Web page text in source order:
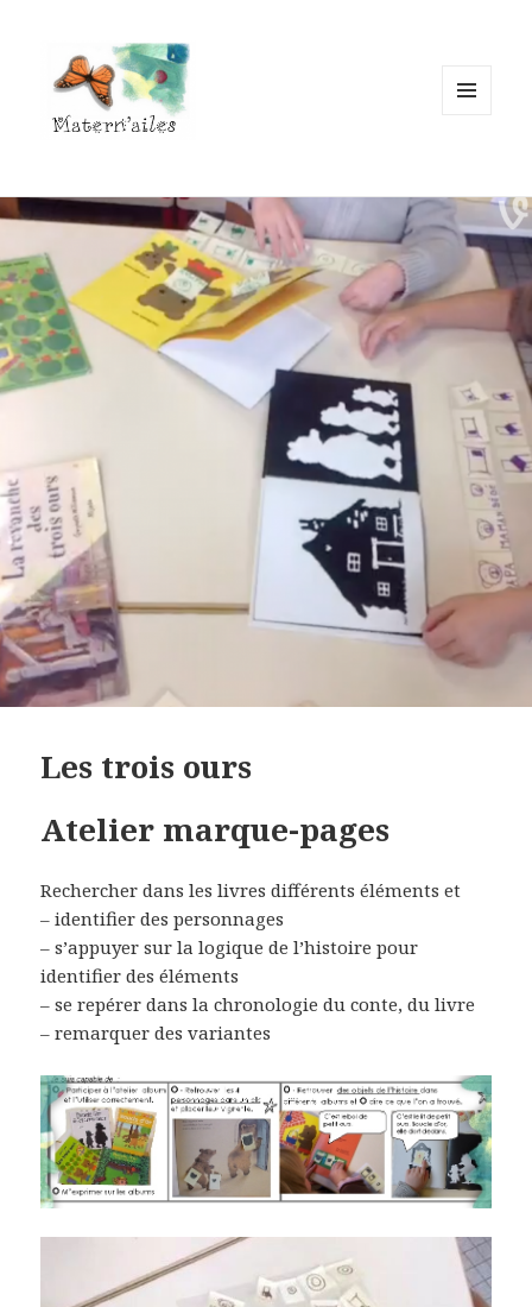
Les trois ours
Atelier marque-pages
Rechercher dans les livres différents éléments et
– identifier des personnages
– s’appuyer sur la logique de l’histoire pour
identifier des éléments
– se repérer dans la chronologie du conte, du livre
– remarquer des variantes